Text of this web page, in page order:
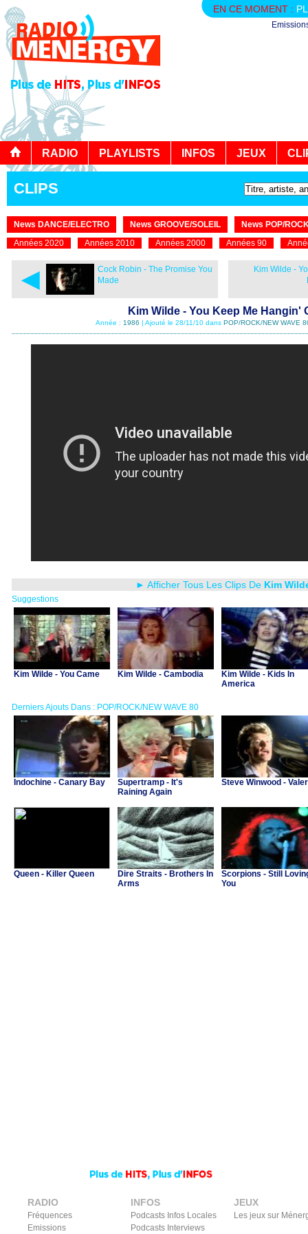
EN CE MOMENT :
RADIO PLAYLISTS INFOS JEUX
CLIPS
News DANCE/ELECTRO News GROOVE/SOLEIL
News POP/
Années 2020
Années 2010 Années 2000 Années 90
◄
Cock Robin - The Promise You
Made
Kim Wilde -
Kim Wilde - You Keep Me Hangin'
Année : 1986 | Ajouté le 28/11/10 dans POP/ROCK/NEW WAVE
► Afficher Tous Les Clips De Kim
Suggestions
Kim Wilde - You Came Kim Wilde - Cambodia
Kim Wilde - Kids In
America
Derniers Ajouts Dans : POP/ROCK/NEW WAVE 80
Indochine - Canary Bay
Supertramp - It's
Raining Again
Steve Winwood -
Queen - Killer Queen
Dire Straits - Brothers In
Arms
Scorpions - Still
You
RADIO
Fréquences
Emissions
INFOS
Podcasts Infos Locales
Podcasts Interviews
JEUX
Les jeux sur